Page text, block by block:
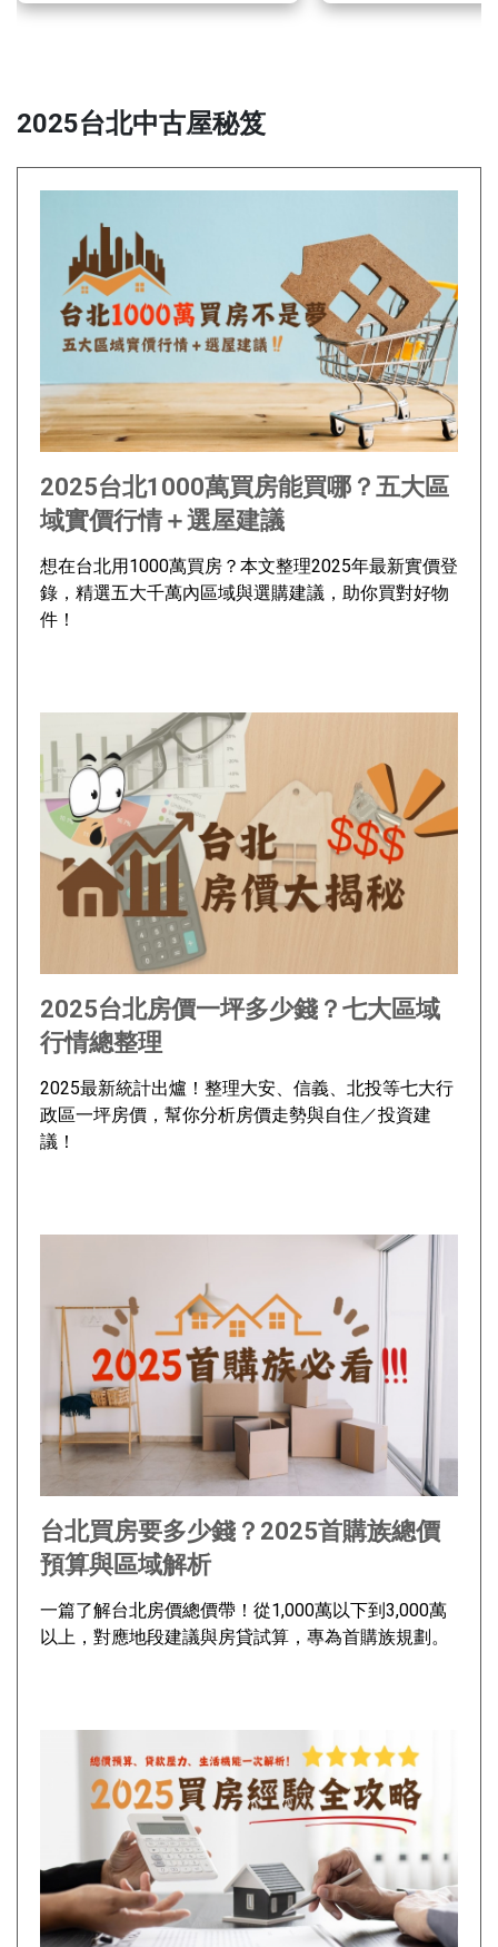
學會管理風險。
代管 VS 自行管理
2025台北中古屋秘笈
2025台北1000萬買房能買哪？五大區
域實價行情＋選屋建議
想在台北用1000萬買房？本文整理2025年最新實價登
錄，精選五大千萬內區域與選購建議，助你買對好物
件！
2025台北房價一坪多少錢？七大區域
行情總整理
2025最新統計出爐！整理大安、信義、北投等七大行
政區一坪房價，幫你分析房價走勢與自住／投資建
議！
台北買房要多少錢？2025首購族總價
預算與區域解析
一篇了解台北房價總價帶！從1,000萬以下到3,000萬
以上，對應地段建議與房貸試算，專為首購族規劃。